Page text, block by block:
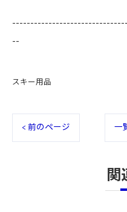
--
スキー用品
< 前のページ 一
関